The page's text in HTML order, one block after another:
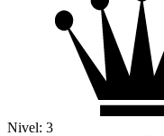
Nivel: 3